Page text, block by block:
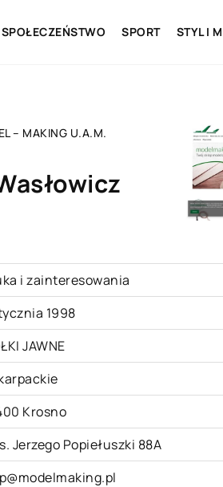
SPOŁECZEŃSTWO SPORT STYL I
– MAKING U.A.M.
i zainteresowania
1998
JAWNE
Krosno
Jerzego Popiełuszki 88A